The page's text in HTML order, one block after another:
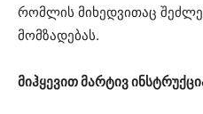
რომლის მიხედვითაც
მომზადებას.
მიჰყევით მარტივ